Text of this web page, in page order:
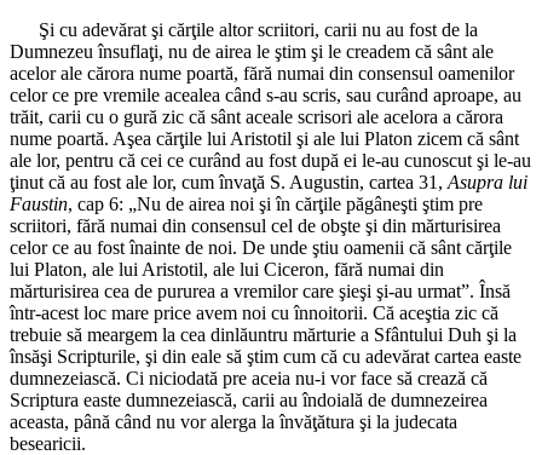
Şi cu adevărat şi cărţile altor scriitori, carii nu au fost de la
Dumnezeu însuflaţi, nu de airea le ştim şi le creadem că sânt ale
acelor ale cărora nume poartă, fără numai din consensul oamenilor
celor ce pre vremile acealea când s-au scris, sau curând aproape, au
trăit, carii cu o gură zic că sânt aceale scrisori ale acelora a cărora
nume poartă. Aşea cărţile lui Aristotil şi ale lui Platon zicem că sânt
ale lor, pentru că cei ce curând au fost după ei le-au cunoscut şi le-au
ţinut că au fost ale lor, cum învaţă S. Augustin, cartea 31, Asupra lui
Faustin, cap 6: „Nu de airea noi şi în cărţile păgâneşti ştim pre
scriitori, fără numai din consensul cel de obşte şi din mărturisirea
celor ce au fost înainte de noi. De unde ştiu oamenii că sânt cărţile
lui Platon, ale lui Aristotil, ale lui Ciceron, fără numai din
mărturisirea cea de pururea a vremilor care şieşi şi-au urmat”. Însă
într-acest loc mare price avem noi cu înnoitorii. Că aceştia zic că
trebuie să meargem la cea dinlăuntru mărturie a Sfântului Duh şi la
însăşi Scripturile, şi din eale să ştim cum că cu adevărat cartea easte
dumnezeiască. Ci niciodată pre aceia nu-i vor face să crează că
Scriptura easte dumnezeiască, carii au îndoială de dumnezeirea
aceasta, până când nu vor alerga la învăţătura şi la judecata
besearicii.